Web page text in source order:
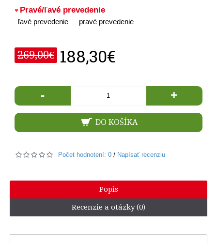
Pravé/ľavé prevedenie
ľavé prevedenie pravé prevedenie
269,00€ 188,30€
- +
DO KOŠÍKA
Počet hodnotení: 0 / Napísať recenziu
Popis
Recenzie a otázky (0)